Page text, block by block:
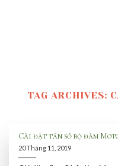
TAG ARCHIVES:
Cài đặt tần số bộ đàm
20 Tháng 11, 2019